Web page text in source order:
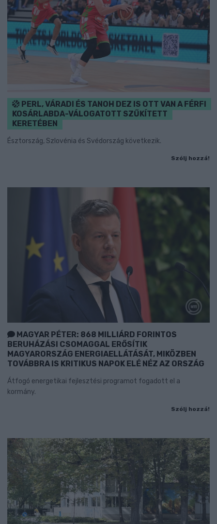
PERL, VÁRADI ÉS TANOH DEZ IS OTT VAN A FÉRFI
KOSÁRLABDA-VÁLOGATOTT SZŰKÍTETT
KERETÉBEN
Észtország, Szlovénia és Svédország következik.
Szólj hozzá!
MAGYAR PÉTER: 868 MILLIÁRD FORINTOS
BERUHÁZÁSI CSOMAGGAL ERŐSÍTIK
MAGYARORSZÁG ENERGIAELLÁTÁSÁT, MIKÖZBEN
TOVÁBBRA IS KRITIKUS NAPOK ELÉ NÉZ AZ ORSZÁG
Átfogó energetikai fejlesztési programot fogadott el a
kormány.
Szólj hozzá!